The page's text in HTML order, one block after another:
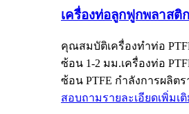
เครื่องท่อลูกฟูกพลาสติ
คุณสมบัติเครื่องทำท่อ
ซ้อน 1-2 มม.เครื่องท่อ
ซ้อน PTFE กำลังการผลิตร
สอบถามรายละเอียดเพิ่มเติ